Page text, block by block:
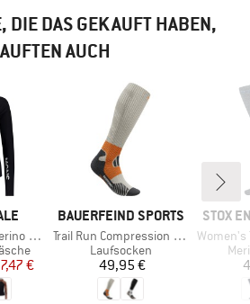
DIE DAS GEKAUFT HABEN,
AUCH
Hood
Preis
€
MARKE
BAUERFEIND SPORTS
Artikel
Trail Run Compression Socks
Produktgruppe
Laufsocken
Preis
49,95 €
MARKE
STOX
Artikel
Women's